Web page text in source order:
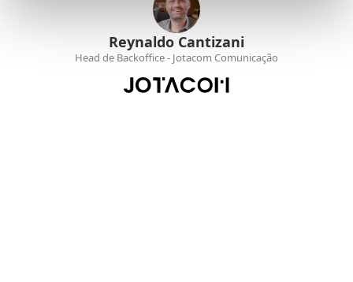
Reynaldo Cantizani
Head de Backoffice - Jotacom Comunicação